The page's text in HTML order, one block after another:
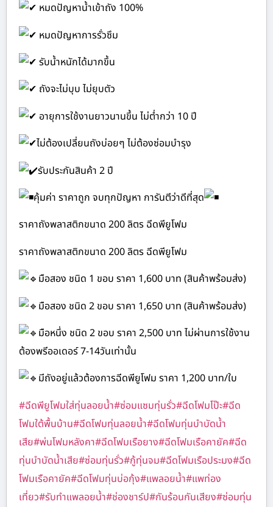
หมดปัญหาน้ำเข้าถัง 100%
หมดปัญหาการรั่วซึม
รับน้ำหนักได้มากขึ้น
ถังจะไม่บุบ ไม่ยุบตัว
อายุการใช้งานยาวนานขึ้น ไม่ต่ำกว่า 10 ปี
ไม่ต้องเปลี่ยนถังบ่อยๆ ไม่ต้องซ่อมบำรุง
รับประกันสินค้า 2 ปี
คุ้มค่า ราคาถูก จบทุกปัญหา การันตีว่าดีที่สุด
ราคาถังพลาสติกขนาด 200 ลิตร ฉีดพียูโฟม
ราคาถังพลาสติกขนาด 200 ลิตร ฉีดพียูโฟม
มือสอง ชนิด 1 ขอบ ราคา 1,600 บาท (สินค้าพร้อมส่ง)
มือสอง ชนิด 2 ขอบ ราคา 1,650 บาท (สินค้าพร้อมส่ง)
มือหนึ่ง ชนิด 2 ขอบ ราคา 2,500 บาท ไม่ผ่านการใช้งาน
ต้องพรีออเดอร์ 7-14วันเท่านั้น
มีถังอยู่แล้วต้องการฉีดพียูโฟม ราคา 1,200 บาท/ใบ
#ฉีดพียูโฟมใส่ทุ่นลอยน้ำ#ซ่อมแซมทุ่นรั่ว#ฉีดโฟมโป๊ะ#ฉีด
โฟมใต้พื้นบ้าน#ฉีดโฟมทุ่นลอยน้ำ#ฉีดโฟมทุ่นบำบัดน้ำ
เสีย#พ่นโฟมหลังคา#ฉีดโฟมเรือยาง#ฉีดโฟมเรือคายัค#ฉีด
ทุ่นบำบัดน้ำเสีย#ซ่อมทุ่นรั่ว#กู้ทุ่นจม#ฉีดโฟมเรือประมง#ฉีด
โฟมเรือคายัค#ฉีดโฟมทุ่นบ่อกุ้ง#แพลอยน้ำ#แพท่อง
เที่ยว#รับทำแพลอยน้ำ#ช่องชาร์ป#กันร้อนกันเสียง#ซ่อมทุ่น